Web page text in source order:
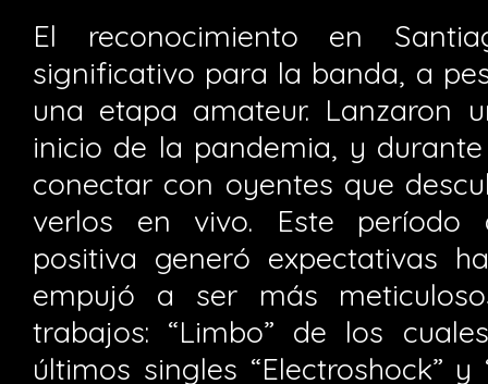
El reconocimiento en
significativo para la banda, a
una etapa amateur. Lanzaron
inicio de la pandemia, y
conectar con oyentes que
verlos en vivo. Este período
positiva generó expectativas
empujó a ser más
trabajos: “Limbo” de los
últimos singles “Electroshock” y